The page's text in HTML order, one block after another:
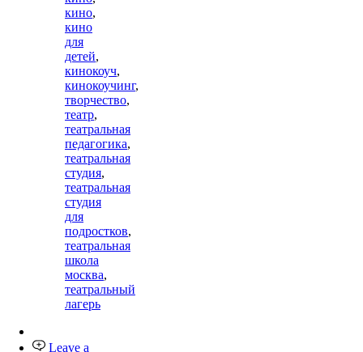
кино,
кино
для
детей,
кинокоуч,
кинокоучинг,
творчество,
театр,
театральная
педагогика,
театральная
студия,
театральная
студия
для
подростков,
театральная
школа
москва,
театральный
лагерь
Leave a